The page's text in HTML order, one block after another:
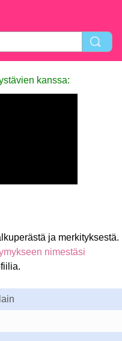
kanssa:
ja merkityksestä.
nimestäsi